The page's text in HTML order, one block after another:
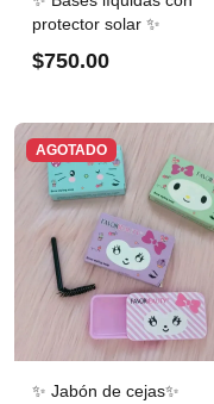
protector solar ✨
$750.00
AGOTADO
✨ Jabón de cejas✨